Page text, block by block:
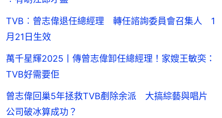
TVB︰曾志偉退任總經理 轉任諮詢委員會召集人 1
月21日生效
萬千星輝2025丨傳曾志偉卸任總經理！家嫂王敏奕：
TVB好需要佢
曾志偉回巢5年拯救TVB剷除余派 大搞綜藝與唱片
公司破冰算成功？